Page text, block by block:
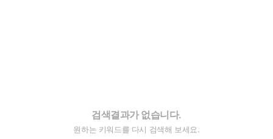
검색결과가 없습니다.
원하는 키워드를 다시 검색해 보세요.